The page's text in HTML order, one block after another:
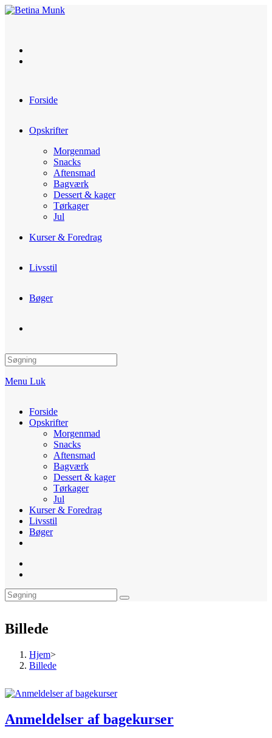
Skip
Forside
Opskrifter
Morgenmad
Snacks
Aftensmad
Bagværk
Dessert & kager
Tørkager
Jul
Kurser & Foredrag
Livsstil
Bøger
website
search
Menu Luk
Forside
Opskrifter
Morgenmad
Snacks
Aftensmad
Bagværk
Dessert & kager
Tørkager
Jul
Kurser & Foredrag
Livsstil
Bøger
Billede
Hjem>
Billede
Anmeldelser af bagekurser